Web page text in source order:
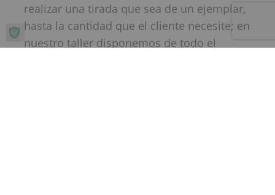
realizar una tirada que sea de un ejemplar,
hasta la cantidad que el cliente necesite; en
nuestro taller disponemos de todo el